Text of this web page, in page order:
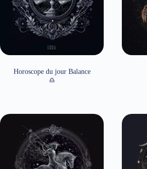
Horoscope du jour Balance
♎